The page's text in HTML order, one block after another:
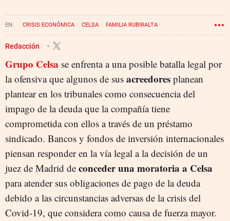
CRISIS ECONÓMICA CELSA FAMILIA RUBIRALTA
Redacción
Grupo Celsa se enfrenta a una posible batalla legal por
la ofensiva que algunos de sus acreedores planean
plantear en los tribunales como consecuencia del
impago de la deuda que la compañía tiene
comprometida con ellos a través de un préstamo
sindicado. Bancos y fondos de inversión internacionales
piensan responder en la vía legal a la decisión de un
juez de Madrid de conceder una moratoria a Celsa
para atender sus obligaciones de pago de la deuda
debido a las circunstancias adversas de la crisis del
Covid-19, que considera como causa de fuerza mayor.